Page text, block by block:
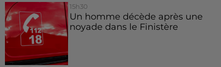
15h30
Un homme décède après une
noyade dans le Finistère